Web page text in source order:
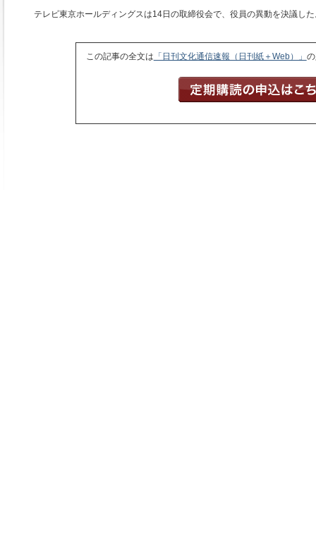
テレビ東京ホールディングスは14日の取締役会で、役員の異動を決議し
この記事の全文は 「日刊文化通信速報（日刊紙＋Web）」